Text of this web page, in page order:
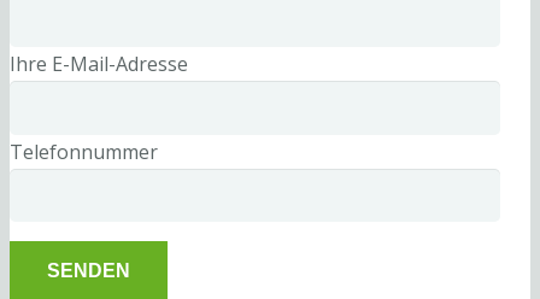
Ihre E-Mail-Adresse
Telefonnummer